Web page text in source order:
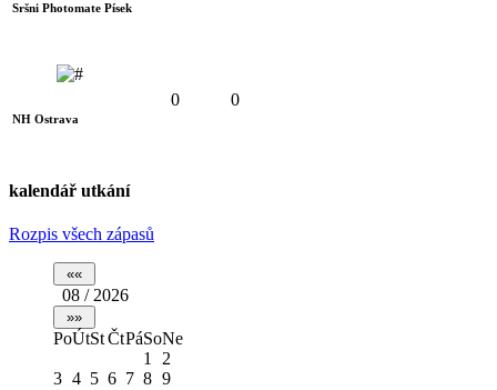
Sršni Photomate Písek
NH Ostrava
0 0
kalendář utkání
Rozpis všech zápasů
08 / 2026
PoÚtStČtPáSoNe
1
2
3 4 5 6 7 8 9